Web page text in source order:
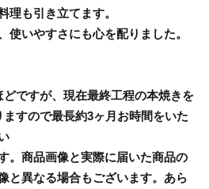
理も引き立てます。
使いやすさにも心を配りました。
ですが、現在最終工程の本焼きを
すので最長約3ヶ月お時間をいた
。商品画像と実際に届いた商品の
と異なる場合もございます。あら